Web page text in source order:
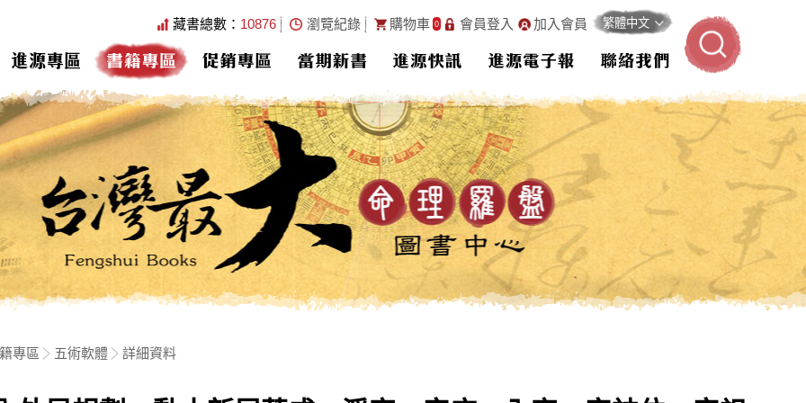
藏書總數： 10876 瀏覽紀錄 購物車 0 會員登入 加入會員
進源專區 書籍專區 促銷專區 當期新書 進源快訊 進源電子報 聯絡我們
專區 五術軟體 詳細資料